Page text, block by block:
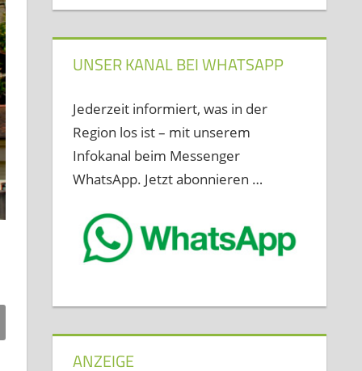
UNSER KANAL BEI WHATSAPP
Jederzeit informiert, was in der
Region los ist – mit unserem
Infokanal beim Messenger
WhatsApp. Jetzt abonnieren …
ANZEIGE